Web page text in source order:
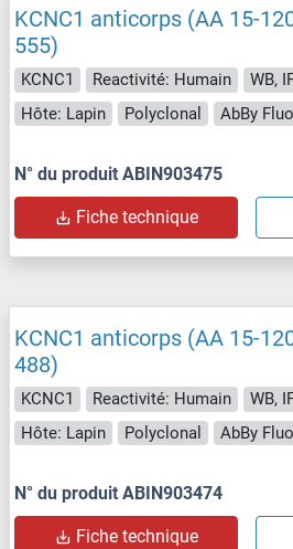
KCNC1 anticorps (AA 15-
555)
KCNC1 Reactivité: Humain
WB,
Hôte: Lapin
Polyclonal AbBy
N° du produit ABIN903475
Fiche technique
KCNC1 anticorps (AA 15-
488)
KCNC1 Reactivité: Humain
WB,
Hôte: Lapin
Polyclonal AbBy
N° du produit ABIN903474
Fiche technique